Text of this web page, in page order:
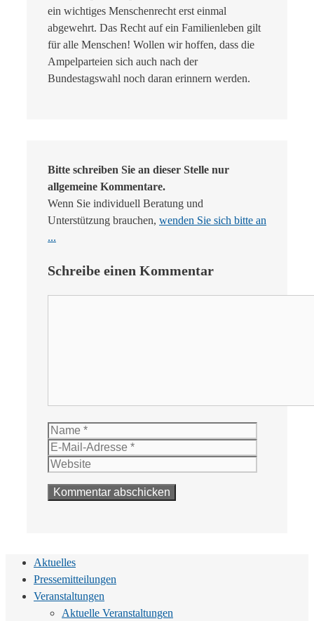
ein wichtiges Menschenrecht erst einmal
abgewehrt. Das Recht auf ein Familienleben gilt
für alle Menschen! Wollen wir hoffen, dass die
Ampelparteien sich auch nach der
Bundestagswahl noch daran erinnern werden.
Bitte schreiben Sie an dieser Stelle nur
allgemeine Kommentare.
Wenn Sie individuell Beratung und
Unterstützung brauchen, wenden Sie sich bitte an
...
Schreibe einen Kommentar
Name
Aktuelles
Pressemitteilungen
Veranstaltungen
Aktuelle Veranstaltungen